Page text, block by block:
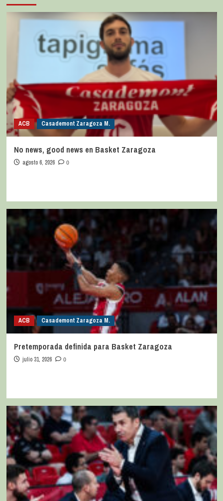
ACB Casademont Zaragoza M.
No news, good news en Basket Zaragoza
agosto 6, 2026 0
ACB Casademont Zaragoza M.
Pretemporada definida para Basket Zaragoza
julio 31, 2026 0